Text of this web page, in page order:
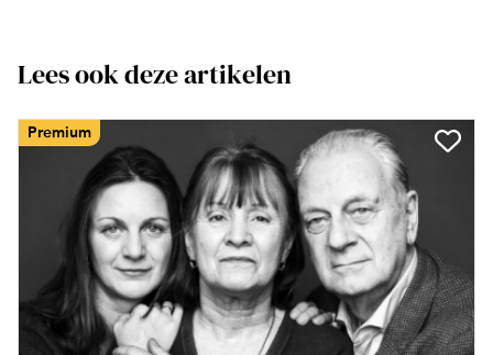
Lees ook deze artikelen
Premium